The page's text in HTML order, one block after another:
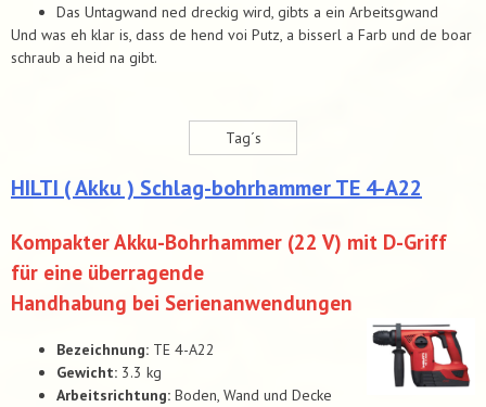
Das Untagwand ned dreckig wird, gibts a ein Arbeitsgwand
Und was eh klar is, dass de hend voi Putz, a bisserl a Farb und de boar
schraub a heid na gibt.
Tag´s
HILTI ( Akku ) Schlag-bohrhammer TE 4-A22
Kompakter Akku-Bohrhammer (22 V) mit D-Griff
für eine überragende
Handhabung bei Serienanwendungen
Bezeichnung: TE 4-A22
Gewicht: 3.3 kg
Arbeitsrichtung: Boden, Wand und Decke